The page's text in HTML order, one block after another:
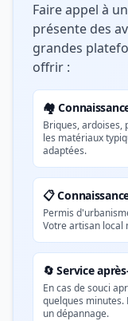
Faire appel à
présente des
grandes
offrir :
🏘️
Briques, ardoises,
les matériaux
adaptées.
📋
Permis
Votre artisan local
🔄 Service
En cas de souci
quelques minutes.
un dépannage.